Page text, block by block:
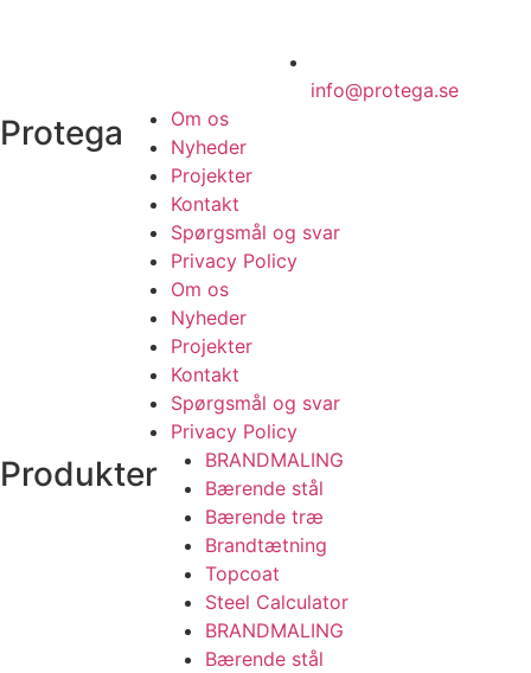
info@protega.se
Protega
Om os
Nyheder
Projekter
Kontakt
Spørgsmål og svar
Privacy Policy
Om os
Nyheder
Projekter
Kontakt
Spørgsmål og svar
Privacy Policy
Produkter
BRANDMALING
Bærende stål
Bærende træ
Brandtætning
Topcoat
Steel Calculator
BRANDMALING
Bærende stål